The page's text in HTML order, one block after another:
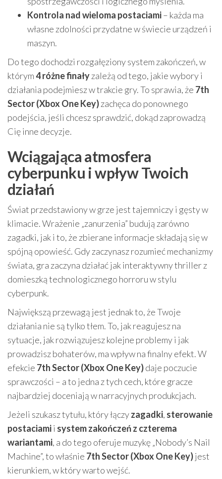
Kontrola nad wieloma postaciami– każda ma
własne zdolności przydatne w świecie urządzeń i
maszyn.
Do tego dochodzi rozgałęziony system zakończeń, w
którym4 różne finałyzależą od tego, jakie wybory i
działania podejmiesz w trakcie gry. To sprawia, że 7th
Sector (Xbox One Key)zachęca do ponownego
podejścia, jeśli chcesz sprawdzić, dokąd zaprowadzą
Cię inne decyzje.
Wciągająca atmosfera
cyberpunku i wpływ Twoich
działań
Świat przedstawiony w grze jest tajemniczy i gęsty w
klimacie. Wrażenie „zanurzenia” budują zarówno
zagadki, jak i to, że zbierane informacje składają się w
spójną opowieść. Gdy zaczynasz rozumieć mechanizmy
świata, gra zaczyna działać jak interaktywny thriller z
domieszką technologicznego horroru w stylu
cyberpunk.
Największą przewagą jest jednak to, że Twoje
działania nie są tylko tłem. To, jak reagujesz na
sytuacje, jak rozwiązujesz kolejne problemy i jak
prowadzisz bohaterów, ma wpływ na finalny efekt. W
efekcie 7th Sector (Xbox One Key)daje poczucie
sprawczości – a to jedna z tych cech, które gracze
najbardziej doceniają w narracyjnych produkcjach.
Jeżeli szukasz tytułu, który łączyzagadki, sterowanie
postaciamii system zakończeń z czterema
wariantami, a do tego oferuje muzykę „Nobody’s Nail
Machine”, to właśnie 7th Sector (Xbox One Key)jest
kierunkiem, w który warto wejść.